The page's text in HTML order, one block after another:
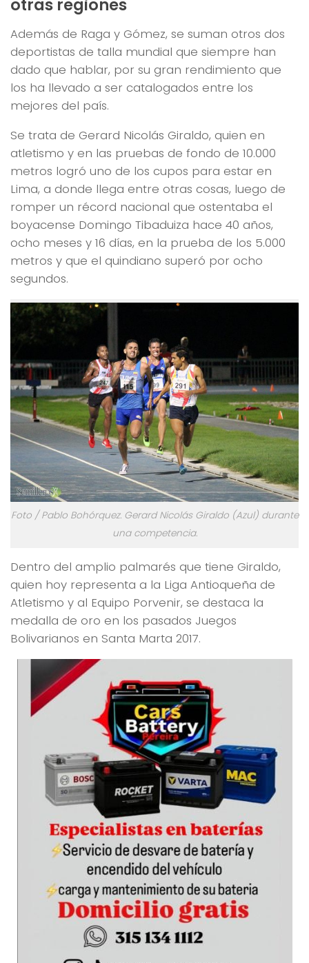
otras regiones
Además de Raga y Gómez, se suman otros dos
deportistas de talla mundial que siempre han
dado que hablar, por su gran rendimiento que
los ha llevado a ser catalogados entre los
mejores del país.
Se trata de Gerard Nicolás Giraldo, quien en
atletismo y en las pruebas de fondo de 10.000
metros logró uno de los cupos para estar en
Lima, a donde llega entre otras cosas, luego de
romper un récord nacional que ostentaba el
boyacense Domingo Tibaduiza hace 40 años,
ocho meses y 16 días, en la prueba de los 5.000
metros y que el quindiano superó por ocho
segundos.
Foto / Pablo Bohórquez. Gerard Nicolás Giraldo (Azul) durante
una competencia.
Dentro del amplio palmarés que tiene Giraldo,
quien hoy representa a la Liga Antioqueña de
Atletismo y al Equipo Porvenir, se destaca la
medalla de oro en los pasados Juegos
Bolivarianos en Santa Marta 2017.